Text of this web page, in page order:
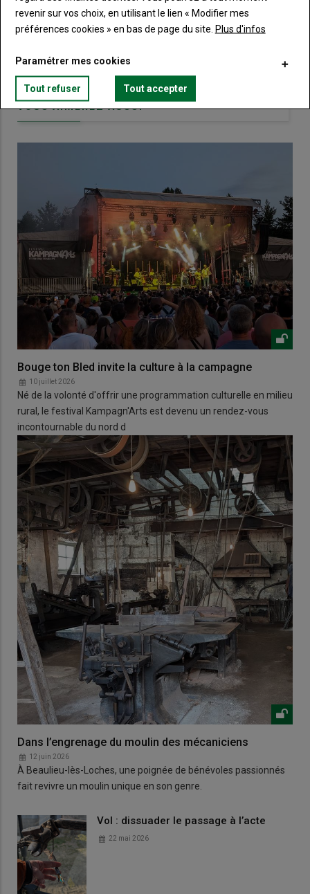
compte pour accéder à tout Terre de
Touraine.
Créez un compte
VOUS AIMEREZ AUSSI
Bouge ton Bled invite la culture à la campagne
10 juillet 2026
Né de la volonté d'offrir une programmation culturelle en milieu
rural, le festival Kampagn'Arts est devenu un rendez-vous
incontournable du nord d
Dans l’engrenage du moulin des mécaniciens
12 juin 2026
À Beaulieu-lès-Loches, une poignée de bénévoles passionnés
fait revivre un moulin unique en son genre.
Vol : dissuader le passage à l’acte
22 mai 2026
revenir sur vos choix, en utilisant le lien « Modifier mes
préférences cookies » en bas de page du site. Plus d'infos
Paramétrer mes cookies
Tout refuser Tout accepter